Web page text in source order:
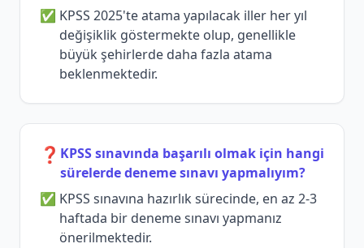
KPSS 2025'te atama yapılacak iller her yıl
değişiklik göstermekte olup, genellikle
büyük şehirlerde daha fazla atama
beklenmektedir.
❓ KPSS sınavında başarılı olmak için hangi
sürelerde deneme sınavı yapmalıyım?
KPSS sınavına hazırlık sürecinde, en az 2-3
haftada bir deneme sınavı yapmanız
önerilmektedir.